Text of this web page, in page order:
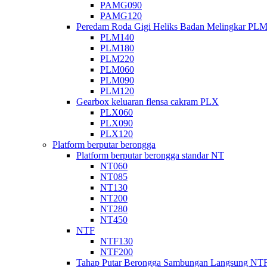
PAMG090
PAMG120
Peredam Roda Gigi Heliks Badan Melingkar PLM
PLM140
PLM180
PLM220
PLM060
PLM090
PLM120
Gearbox keluaran flensa cakram PLX
PLX060
PLX090
PLX120
Platform berputar berongga
Platform berputar berongga standar NT
NT060
NT085
NT130
NT200
NT280
NT450
NTF
NTF130
NTF200
Tahap Putar Berongga Sambungan Langsung